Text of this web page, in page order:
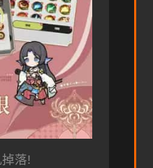
落!